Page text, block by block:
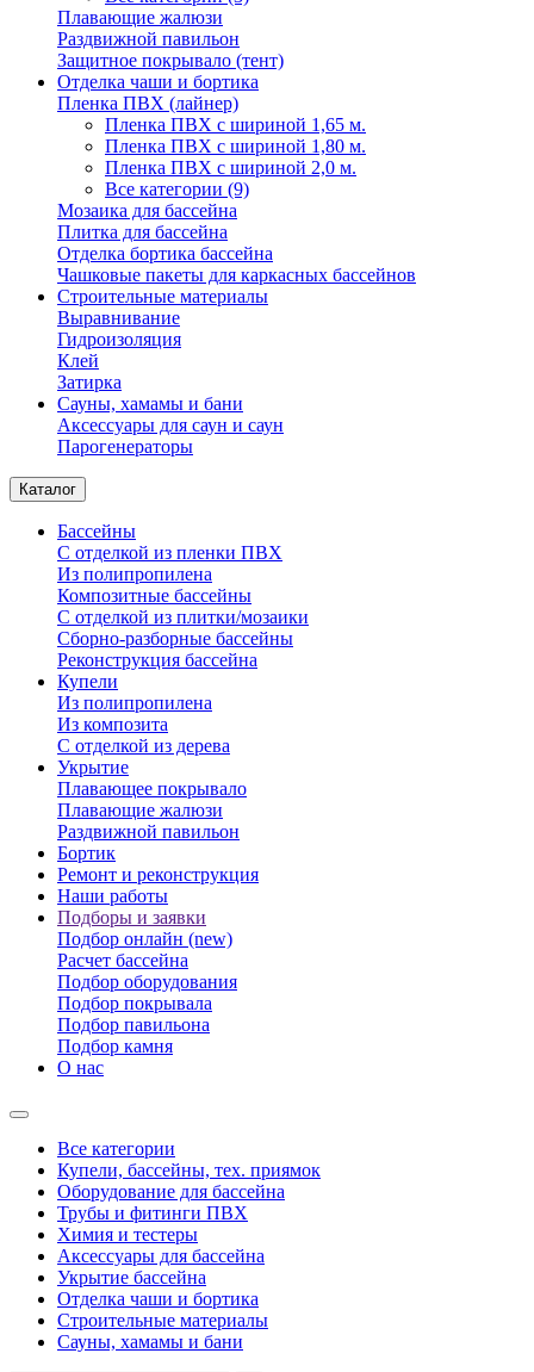
Плавающие жалюзи
Раздвижной павильон
Защитное покрывало (тент)
Отделка чаши и бортика
Пленка ПВХ (лайнер)
Пленка ПВХ с шириной 1,65 м.
Пленка ПВХ с шириной 1,80 м.
Пленка ПВХ с шириной 2,0 м.
Все категории (9)
Мозаика для бассейна
Плитка для бассейна
Отделка бортика бассейна
Чашковые пакеты для каркасных бассейнов
Строительные материалы
Выравнивание
Гидроизоляция
Клей
Затирка
Сауны, хамамы и бани
Аксессуары для саун и саун
Парогенераторы
Каталог
Бассейны
С отделкой из пленки ПВХ
Из полипропилена
Композитные бассейны
С отделкой из плитки/мозаики
Сборно-разборные бассейны
Реконструкция бассейна
Купели
Из полипропилена
Из композита
С отделкой из дерева
Укрытие
Плавающее покрывало
Плавающие жалюзи
Раздвижной павильон
Бортик
Ремонт и реконструкция
Наши работы
Подборы и заявки
Подбор онлайн (new)
Расчет бассейна
Подбор оборудования
Подбор покрывала
Подбор павильона
Подбор камня
О нас
Все категории
Купели, бассейны, тех. приямок
Оборудование для бассейна
Трубы и фитинги ПВХ
Химия и тестеры
Аксессуары для бассейна
Укрытие бассейна
Отделка чаши и бортика
Строительные материалы
Сауны, хамамы и бани